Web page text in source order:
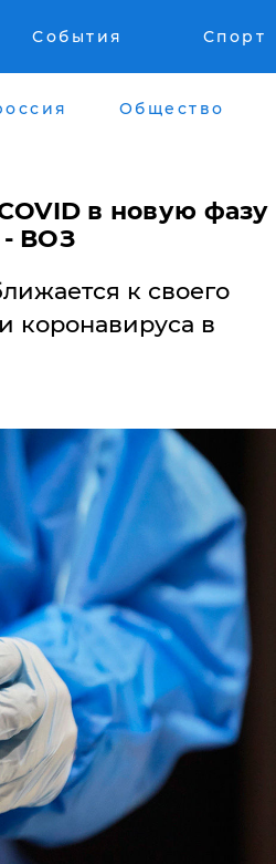
События Спорт
Общество
в новую фазу
- ВОЗ
к своего
коронавируса в